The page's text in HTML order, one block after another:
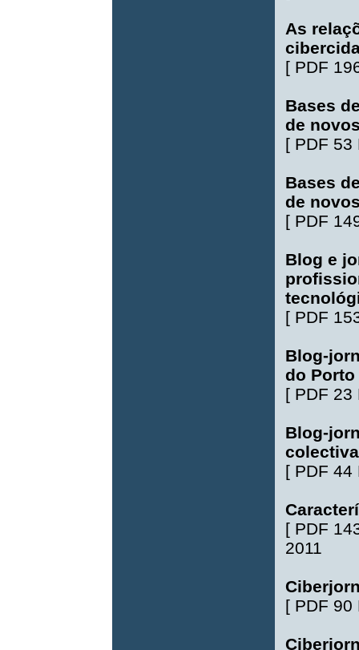
As
[ PDF
Bases
de
[ PDF 53
Bases
de
[ PDF
Blog e
[ PDF
Blog-
do Porto
[ PDF 23
Blog-
[ PDF 44
[ PDF
2011
[ PDF 90